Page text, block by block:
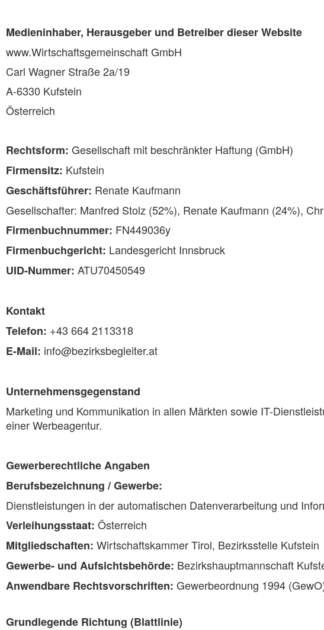
Medieninhaber, Herausgeber und Betreiber dieser Website
www.Wirtschaftsgemeinschaft GmbH
Carl Wagner Straße 2a/19
A-6330 Kufstein
Österreich
Rechtsform: Gesellschaft mit beschränkter Haftung (GmbH)
Firmensitz: Kufstein
Geschäftsführer: Renate Kaufmann
Gesellschafter: Manfred Stolz (52%), Renate Kaufmann (24%),
Firmenbuchnummer: FN449036y
Firmenbuchgericht: Landesgericht Innsbruck
UID-Nummer: ATU70450549
Kontakt
Telefon: +43 664 2113318
E-Mail: info@bezirksbegleiter.at
Unternehmensgegenstand
Marketing und Kommunikation in allen Märkten sowie IT-
einer Werbeagentur.
Gewerberechtliche Angaben
Berufsbezeichnung / Gewerbe:
Dienstleistungen in der automatischen Datenverarbeitung und
Verleihungsstaat: Österreich
Mitgliedschaften: Wirtschaftskammer Tirol, Bezirksstelle Kufstein
Gewerbe- und Aufsichtsbehörde: Bezirkshauptmannschaft
Anwendbare Rechtsvorschriften: Gewerbeordnung 1994
Grundlegende Richtung (Blattlinie)